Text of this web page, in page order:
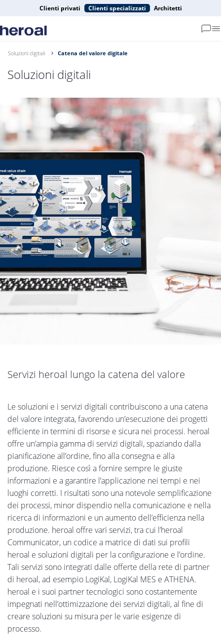
Clienti privati Clienti specializzati Architetti
Soluzioni digitali Catena del valore digitale
Soluzioni digitali
Servizi heroal lungo la catena del valore
Le soluzioni e i servizi digitali contribuiscono a una catena
del valore integrata, favorendo un’esecuzione dei progetti
efficiente in termini di risorse e sicura nei processi. heroal
offre un’ampia gamma di servizi digitali, spaziando dalla
pianificazione all’ordine, fino alla consegna e alla
produzione. Riesce così a fornire sempre le giuste
informazioni e a garantire l’applicazione nei tempi e nei
luoghi corretti. I risultati sono una notevole semplificazione
dei processi, minor dispendio nella comunicazione e nella
ricerca di informazioni e un aumento dell’efficienza nella
produzione. heroal offre vari servizi, tra cui l’heroal
Communicator, un codice a matrice di dati sui profili
heroal e soluzioni digitali per la configurazione e l’ordine.
Tali servizi sono integrati dalle offerte della rete di partner
di heroal, ad esempio LogiKal, LogiKal MES e ATHENA.
heroal e i suoi partner tecnologici sono costantemente
impegnati nell’ottimizzazione dei servizi digitali, al fine di
creare soluzioni su misura per le varie esigenze di
processo.